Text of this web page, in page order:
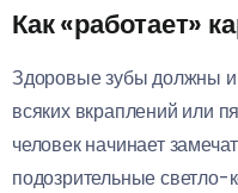
Как «работает»
Здоровые зубы должны
всяких вкраплений или
человек начинает
подозрительные